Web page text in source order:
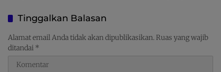
Pembinaan Generasi Muda
Raja Ampat
Indonesia
Tinggalkan Balasan
Alamat email Anda tidak akan dipublikasikan.Ruas yang wajib
ditandai *